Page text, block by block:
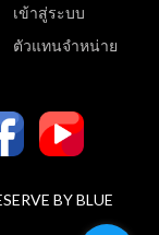
เข้าสู่ระบบ
ตัวแทนจำหน่าย
BY BLUE